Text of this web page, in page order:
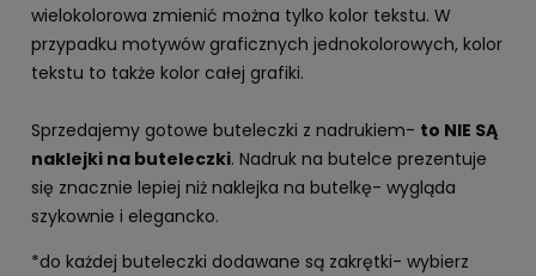
wielokolorowa zmienić można tylko kolor tekstu. W
przypadku motywów graficznych jednokolorowych, kolor
tekstu to także kolor całej grafiki.
Sprzedajemy gotowe buteleczki z nadrukiem- to NIE SĄ
naklejki na buteleczki. Nadruk na butelce prezentuje
się znacznie lepiej niż naklejka na butelkę- wygląda
szykownie i elegancko.
*do każdej buteleczki dodawane są zakrętki- wybierz